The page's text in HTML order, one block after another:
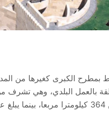
بمطرح الكبرى كغيرها من
بالعمل البلدي، وهي